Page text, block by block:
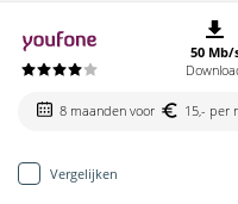
50 Mb/
8 maanden voor 15,- per
Vergelijken